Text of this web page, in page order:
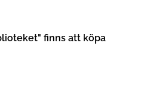
finns att köpa